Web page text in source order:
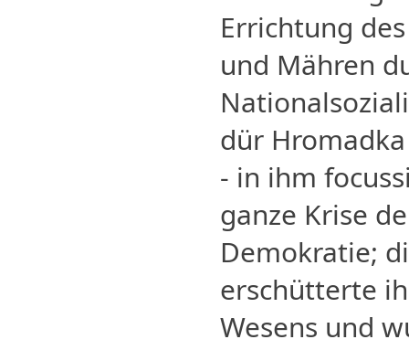
Errichtung
und Mähren
dür
- in ihm
ganze Krise
Demokratie;
erschütterte
Wesens und